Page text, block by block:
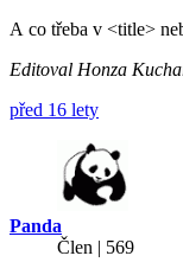
A co třeba v <title>
Editoval Honza
před 16 lety
Panda
Člen | 569